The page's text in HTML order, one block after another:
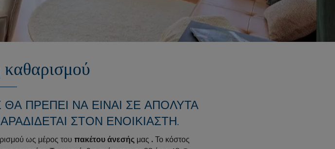
ΠΡΈΠΕΙ ΝΑ ΕΊΝΑΙ ΣΕ ΑΠΌΛΥΤΑ Κ
ΣΤΟΝ ΕΝΟΙΚΙΑΣΤΉ.
ως μέρος του πακέτου άνεσής μας .Το κόστος